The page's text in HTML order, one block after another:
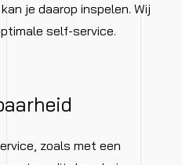
je daarop inspelen. Wij
self-service.
zoals met een